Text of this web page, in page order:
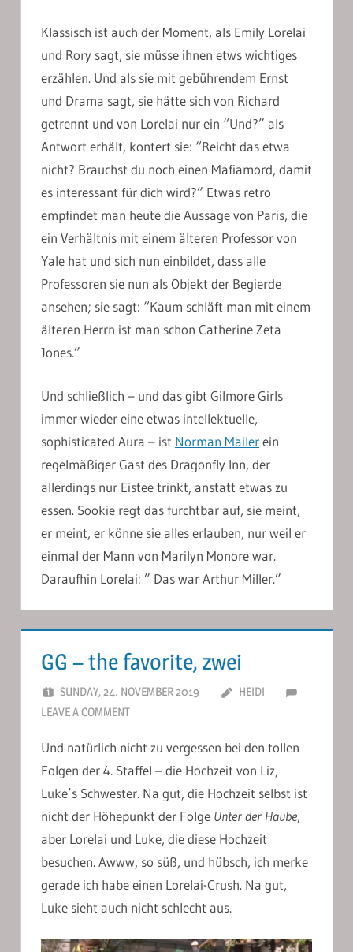
Klassisch ist auch der Moment, als Emily Lorelai
und Rory sagt, sie müsse ihnen etws wichtiges
erzählen. Und als sie mit gebührendem Ernst
und Drama sagt, sie hätte sich von Richard
getrennt und von Lorelai nur ein “Und?” als
Antwort erhält, kontert sie: “Reicht das etwa
nicht? Brauchst du noch einen Mafiamord, damit
es interessant für dich wird?” Etwas retro
empfindet man heute die Aussage von Paris, die
ein Verhältnis mit einem älteren Professor von
Yale hat und sich nun einbildet, dass alle
Professoren sie nun als Objekt der Begierde
ansehen; sie sagt: “Kaum schläft man mit einem
älteren Herrn ist man schon Catherine Zeta
Jones.”
Und schließlich – und das gibt Gilmore Girls
immer wieder eine etwas intellektuelle,
sophisticated Aura – ist Norman Mailerein
regelmäßiger Gast des Dragonfly Inn, der
allerdings nur Eistee trinkt, anstatt etwas zu
essen. Sookie regt das furchtbar auf, sie meint,
er meint, er könne sie alles erlauben, nur weil er
einmal der Mann von Marilyn Monore war.
Daraufhin Lorelai: ” Das war Arthur Miller.”
GG – the favorite, zwei
SUNDAY, 24. NOVEMBER 2019
HEIDI
LEAVE A COMMENT
Und natürlich nicht zu vergessen bei den tollen
Folgen der 4. Staffel – die Hochzeit von Liz,
Luke’s Schwester. Na gut, die Hochzeit selbst ist
nicht der Höhepunkt der Folge Unter der Haube,
aber Lorelai und Luke, die diese Hochzeit
besuchen. Awww, so süß, und hübsch, ich merke
gerade ich habe einen Lorelai-Crush. Na gut,
Luke sieht auch nicht schlecht aus.